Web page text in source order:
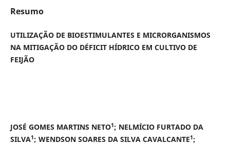
Resumo
UTILIZAÇÃO DE BIOESTIMULANTES E MICRORGANISMOS
NA MITIGAÇÃO DO DÉFICIT HÍDRICO EM CULTIVO DE
FEIJÃO
JOSÉ GOMES MARTINS NETO1; NELMÍCIO FURTADO DA
SILVA1; WENDSON SOARES DA SILVA CAVALCANTE1;